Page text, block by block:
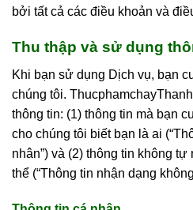
bởi tất cả các điều khoản và
Thu thập và sử dụng
Khi bạn sử dụng Dịch vụ, bạn
chúng tôi.
thông tin: (1) thông tin mà bạn
cho chúng tôi biết bạn là ai
nhân”) và (2) thông tin không
thể (“Thông tin nhận dạng